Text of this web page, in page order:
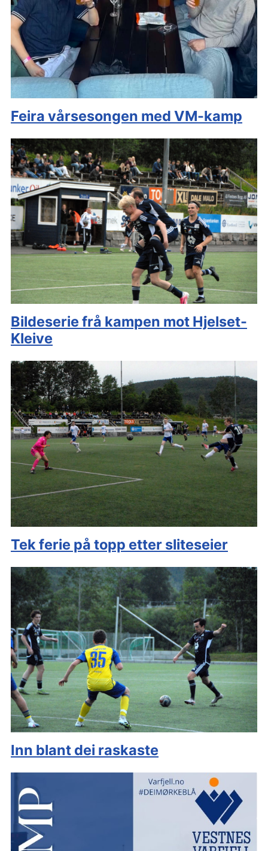
Feira vårsesongen med VM-kamp
Bildeserie frå kampen mot Hjelset-
Kleive
Tek ferie på topp etter sliteseier
Inn blant dei raskaste